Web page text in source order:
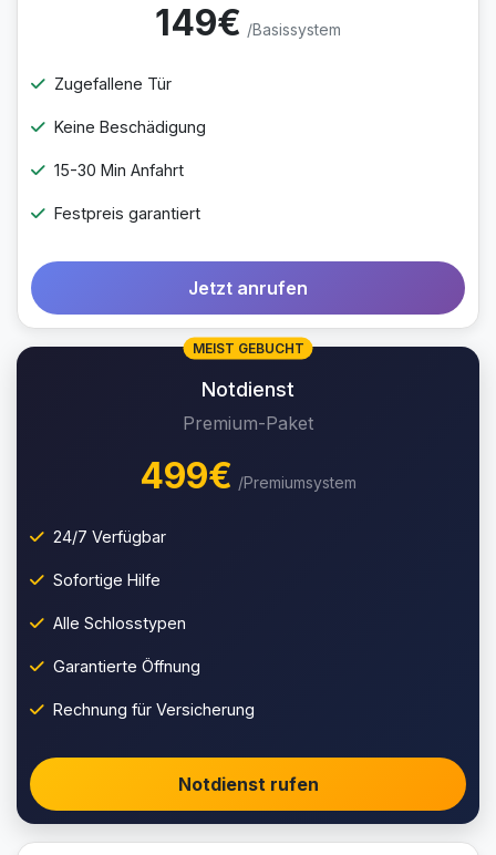
149€ /Basissystem
Zugefallene Tür
Keine Beschädigung
15-30 Min Anfahrt
Festpreis garantiert
Jetzt anrufen
MEIST GEBUCHT
Notdienst
Premium-Paket
499€ /Premiumsystem
24/7 Verfügbar
Sofortige Hilfe
Alle Schlosstypen
Garantierte Öffnung
Rechnung für Versicherung
Notdienst rufen